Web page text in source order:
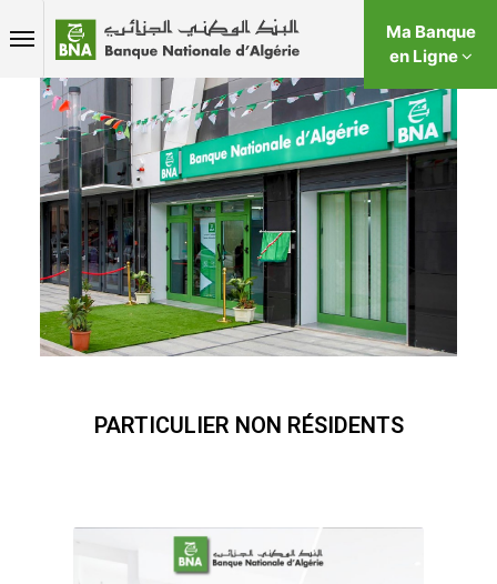
Ma Banque
en Ligne
PARTICULIER NON RÉSIDENTS